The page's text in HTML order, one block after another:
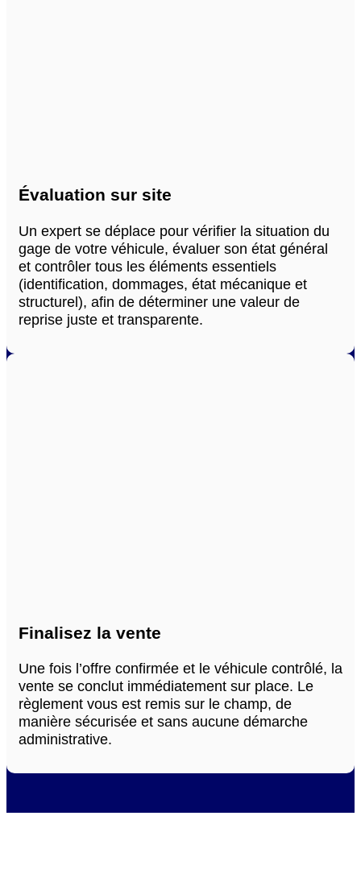
Évaluation sur site
Un expert se déplace pour vérifier la situation du
gage de votre véhicule, évaluer son état général
et contrôler tous les éléments essentiels
(identification, dommages, état mécanique et
structurel), afin de déterminer une valeur de
reprise juste et transparente.
Finalisez la vente
Une fois l’offre confirmée et le véhicule contrôlé, la
vente se conclut immédiatement sur place. Le
règlement vous est remis sur le champ, de
manière sécurisée et sans aucune démarche
administrative.